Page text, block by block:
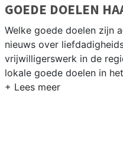
GOEDE DOELEN
Welke goede doelen zijn
nieuws over
vrijwilligerswerk in de
lokale goede doelen in